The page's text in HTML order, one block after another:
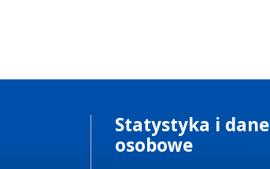
Statystyka i dane
osobowe